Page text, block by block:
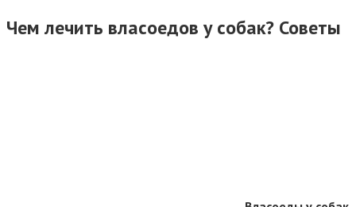
Чем лечить власоедов у собак? Советы